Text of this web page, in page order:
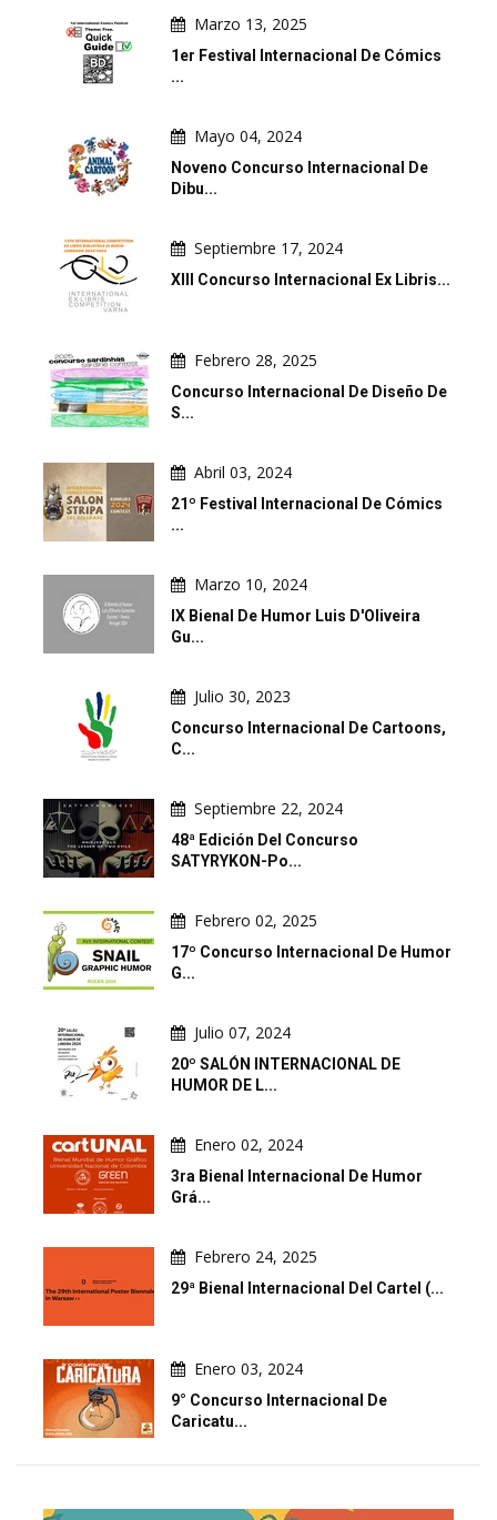
Marzo 13, 2025
1er Festival Internacional De Cómics
...
Mayo 04, 2024
Noveno Concurso Internacional De
Dibu...
Septiembre 17, 2024
XIII Concurso Internacional Ex Libris...
Febrero 28, 2025
Concurso Internacional De Diseño De
S...
Abril 03, 2024
21º Festival Internacional De Cómics
...
Marzo 10, 2024
IX Bienal De Humor Luis D'Oliveira
Gu...
Julio 30, 2023
Concurso Internacional De Cartoons,
C...
Septiembre 22, 2024
48ª Edición Del Concurso
SATYRYKON-Po...
Febrero 02, 2025
17º Concurso Internacional De Humor
G...
Julio 07, 2024
20º SALÓN INTERNACIONAL DE
HUMOR DE L...
Enero 02, 2024
3ra Bienal Internacional De Humor
Grá...
Febrero 24, 2025
29ª Bienal Internacional Del Cartel (...
Enero 03, 2024
9° Concurso Internacional De
Caricatu...